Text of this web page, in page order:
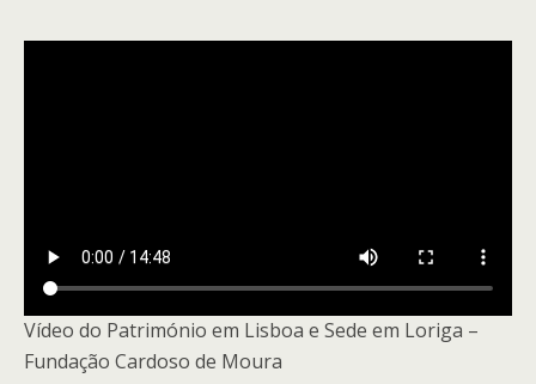
Vídeo do Património em Lisboa e Sede em Loriga –
Fundação Cardoso de Moura